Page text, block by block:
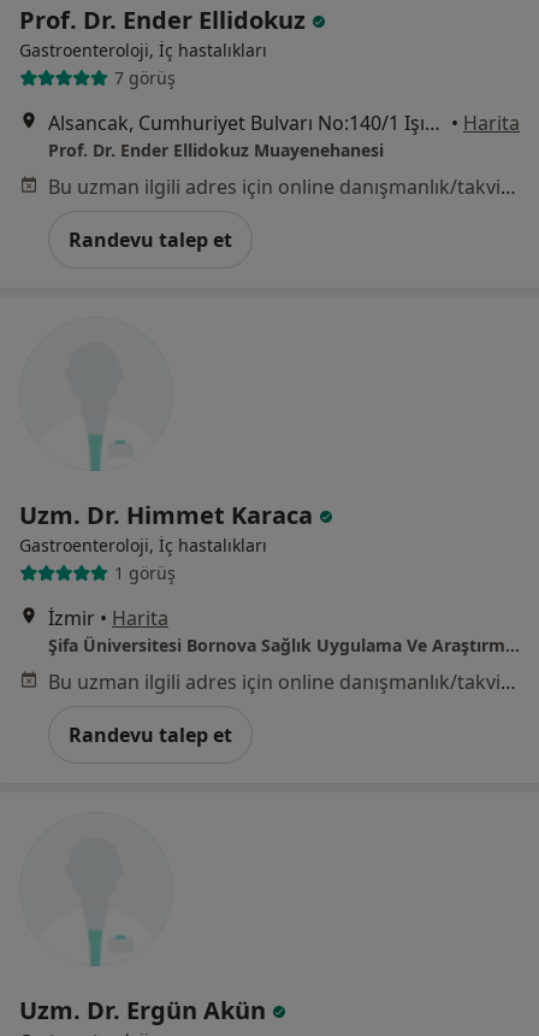
Prof. Dr. Ender Ellidokuz
Gastroenteroloji, İç hastalıkları
7 görüş
Alsancak, Cumhuriyet Bulvarı No:140/1 Işık Apt. K:5 D:8, İzmir • Harita
Prof. Dr. Ender Ellidokuz Muayenehanesi
Bu uzman ilgili adres için online danışmanlık/takvim sunmuyor.
Randevu talep et
Uzm. Dr. Himmet Karaca
Gastroenteroloji, İç hastalıkları
1 görüş
İzmir • Harita
Şifa Üniversitesi Bornova Sağlık Uygulama Ve Araştırma Merkezi
Bu uzman ilgili adres için online danışmanlık/takvim sunmuyor.
Randevu talep et
Uzm. Dr. Ergün Akün